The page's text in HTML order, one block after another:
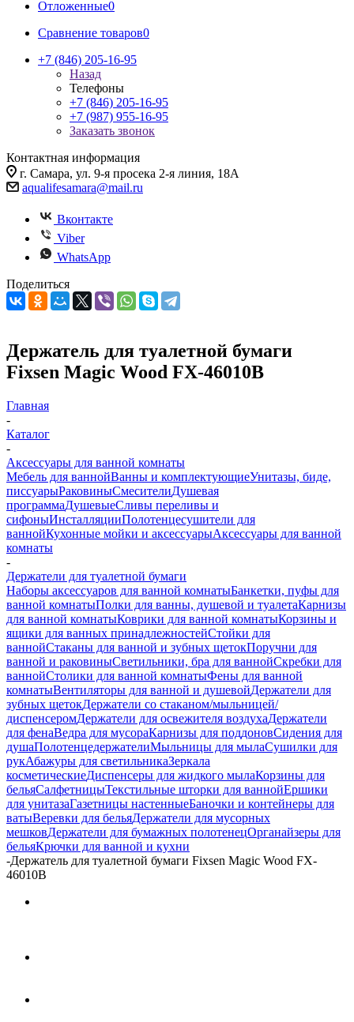
Отложенные0
Сравнение товаров0
+7 (846) 205-16-95
Назад
Телефоны
+7 (846) 205-16-95
+7 (987) 955-16-95
Заказать звонок
Контактная информация
г. Самара, ул. 9-я просека 2-я линия, 18А
aqualifesamara@mail.ru
Вконтакте
Viber
WhatsApp
Поделиться
Держатель для туалетной бумаги
Fixsen Magic Wood FX-46010B
Главная
-
Каталог
-
Аксессуары для ванной комнаты
Мебель для ваннойВанны и комплектующиеУнитазы, биде,
писсуарыРаковиныСмесителиДушевая
программаДушевыеСливы переливы и
сифоныИнсталляцииПолотенцесушители для
ваннойКухонные мойки и аксессуарыАксессуары для ванной
комнаты
-
Держатели для туалетной бумаги
Наборы аксессуаров для ванной комнатыБанкетки, пуфы для
ванной комнатыПолки для ванны, душевой и туалетаКарнизы
для ванной комнатыКоврики для ванной комнатыКорзины и
ящики для ванных принадлежностейСтойки для
ваннойСтаканы для ванной и зубных щетокПоручни для
ванной и раковиныСветильники, бра для ваннойСкребки для
ваннойСтолики для ванной комнатыФены для ванной
комнатыВентиляторы для ванной и душевойДержатели для
зубных щетокДержатели со стаканом/мыльницей/
диспенсеромДержатели для освежителя воздухаДержатели
для фенаВедра для мусораКарнизы для поддоновСидения для
душаПолотенцедержателиМыльницы для мылаСушилки для
рукАбажуры для светильникаЗеркала
косметическиеДиспенсеры для жидкого мылаКорзины для
бельяСалфетницыТекстильные шторки для ваннойЕршики
для унитазаГазетницы настенныеБаночки и контейнеры для
ватыВеревки для бельяДержатели для мусорных
мешковДержатели для бумажных полотенецОрганайзеры для
бельяКрючки для ванной и кухни
-Держатель для туалетной бумаги Fixsen Magic Wood FX-
46010B